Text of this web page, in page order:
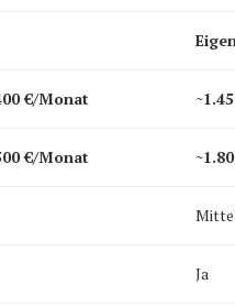
€/Monat
€/Monat
Ja